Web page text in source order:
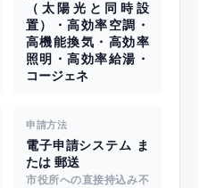
（太陽光と同時設
置）・高効率空調・
高機能換気・高効率
照明・高効率給湯・
コージェネ
申請方法
電子申請システム ま
たは 郵送
市役所への直接持込み不